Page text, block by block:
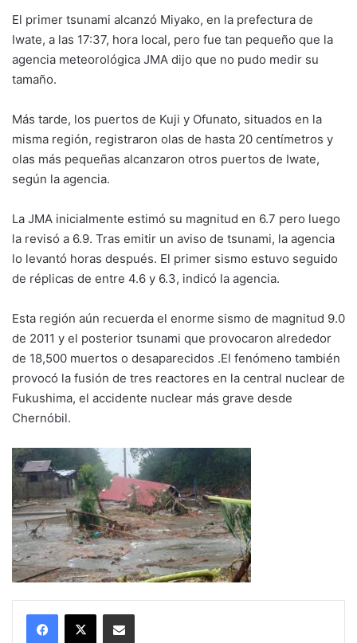
El primer tsunami alcanzó Miyako, en la prefectura de
Iwate, a las 17:37, hora local, pero fue tan pequeño que la
agencia meteorológica JMA dijo que no pudo medir su
tamaño.
Más tarde, los puertos de Kuji y Ofunato, situados en la
misma región, registraron olas de hasta 20 centímetros y
olas más pequeñas alcanzaron otros puertos de Iwate,
según la agencia.
La JMA inicialmente estimó su magnitud en 6.7 pero luego
la revisó a 6.9. Tras emitir un aviso de tsunami, la agencia
lo levantó horas después. El primer sismo estuvo seguido
de réplicas de entre 4.6 y 6.3, indicó la agencia.
Esta región aún recuerda el enorme sismo de magnitud 9.0
de 2011 y el posterior tsunami que provocaron alrededor
de 18,500 muertos o desaparecidos .El fenómeno también
provocó la fusión de tres reactores en la central nuclear de
Fukushima, el accidente nuclear más grave desde
Chernóbil.
Compartir por correo electrónico